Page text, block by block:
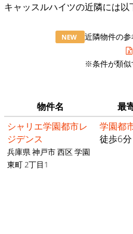
キャッスルハイツの近隣には以
NEW
近隣物件の
※条件が類似
物件名 最
シャリエ学園都市レ
ジデンス
兵庫県 神戸市 西区 学園
東町 2丁目1
学園都
徒歩6分